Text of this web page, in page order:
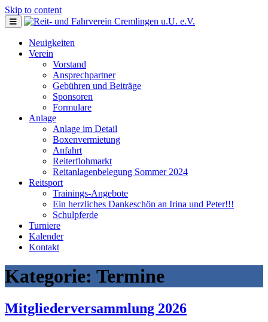
Skip to content
Neuigkeiten
Verein
Vorstand
Ansprechpartner
Gebühren und Beiträge
Sponsoren
Formulare
Anlage
Anlage im Detail
Boxenvermietung
Anfahrt
Reiterflohmarkt
Reitanlagenbelegung Sommer 2024
Reitsport
Trainings-Angebote
Ein herzliches Dankeschön an Irina und Peter!!!
Schulpferde
Turniere
Kalender
Kontakt
Kategorie: Termine
Mitgliederversammlung 2026